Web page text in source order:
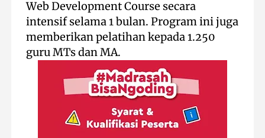
Web Development Course secara
intensif selama 1 bulan. Program ini juga
memberikan pelatihan kepada 1.250
guru MTs dan MA.